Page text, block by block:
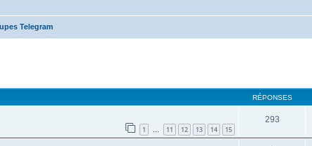
Telegram
RÉPONSES
1 11 12 13 14 15
293